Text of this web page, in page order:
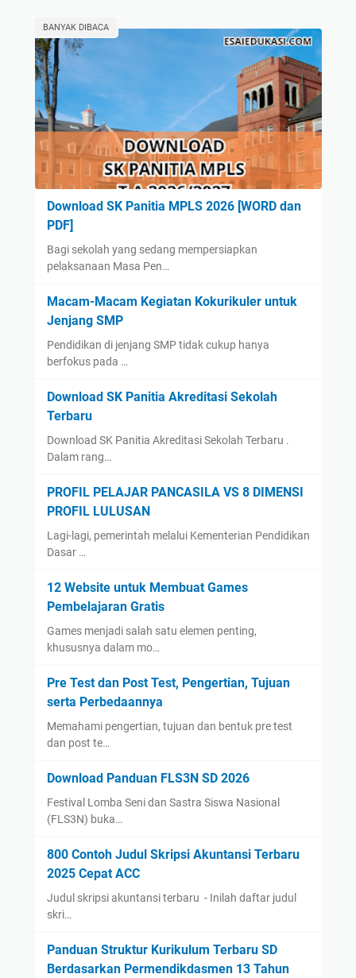
BANYAK DIBACA
Download SK Panitia MPLS 2026 [WORD dan
PDF]
Bagi sekolah yang sedang mempersiapkan
pelaksanaan Masa Pen…
Macam-Macam Kegiatan Kokurikuler untuk
Jenjang SMP
Pendidikan di jenjang SMP tidak cukup hanya
berfokus pada …
Download SK Panitia Akreditasi Sekolah
Terbaru
Download SK Panitia Akreditasi Sekolah Terbaru .
Dalam rang…
PROFIL PELAJAR PANCASILA VS 8 DIMENSI
PROFIL LULUSAN
Lagi-lagi, pemerintah melalui Kementerian Pendidikan
Dasar …
12 Website untuk Membuat Games
Pembelajaran Gratis
Games menjadi salah satu elemen penting,
khususnya dalam mo…
Pre Test dan Post Test, Pengertian, Tujuan
serta Perbedaannya
Memahami pengertian, tujuan dan bentuk pre test
dan post te…
Download Panduan FLS3N SD 2026
Festival Lomba Seni dan Sastra Siswa Nasional
(FLS3N) buka…
800 Contoh Judul Skripsi Akuntansi Terbaru
2025 Cepat ACC
Judul skripsi akuntansi terbaru - Inilah daftar judul
skri…
Panduan Struktur Kurikulum Terbaru SD
Berdasarkan Permendikdasmen 13 Tahun